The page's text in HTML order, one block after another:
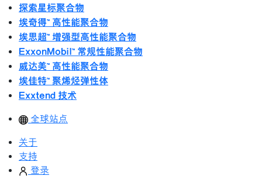
探索星标聚合物
埃奇得™ 高性能聚合物
埃思超™ 增强型高性能聚合物
ExxonMobil™ 常规性能聚合物
威达美™ 高性能聚合物
埃佳特™ 聚烯烃弹性体
Exxtend 技术
全球站点
关于
支持
登录